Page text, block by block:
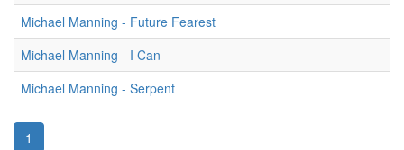
Michael Manning - Future Fearest
Michael Manning - I Can
Michael Manning - Serpent
1